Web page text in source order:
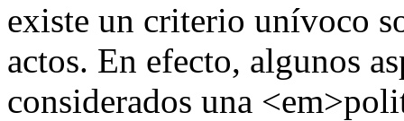
existe un criterio unívoco
actos. En efecto, algunos
considerados una